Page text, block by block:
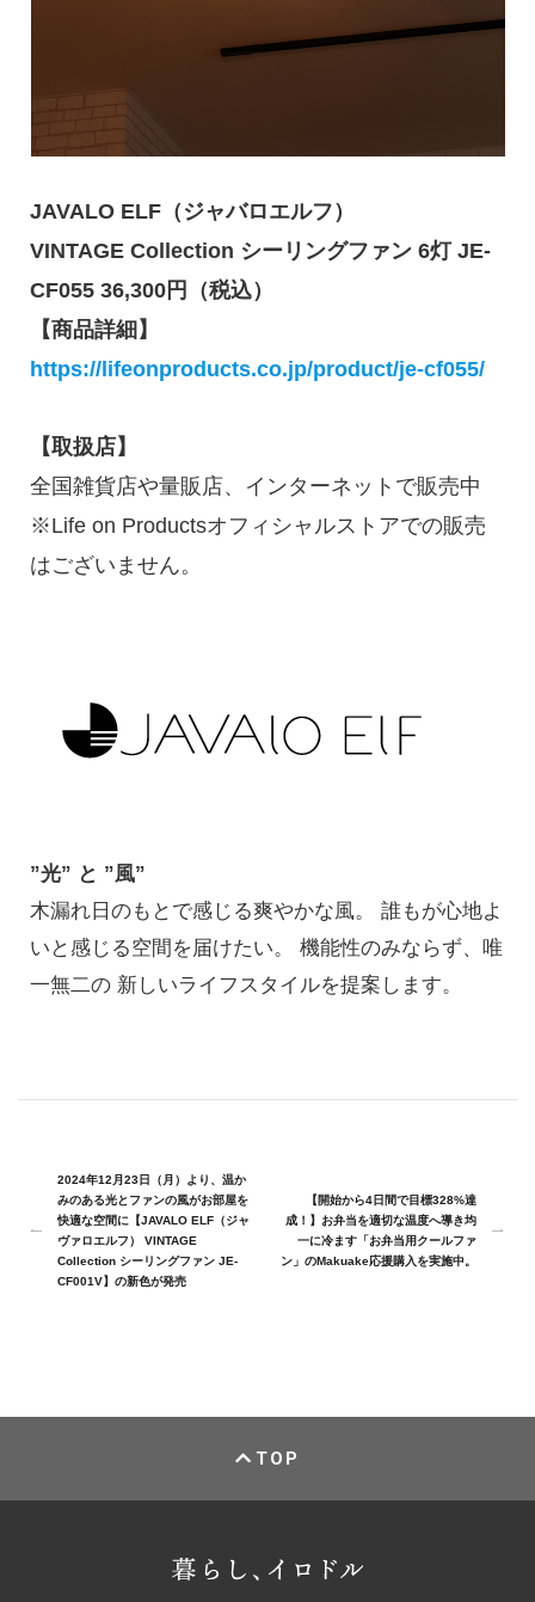
JAVALO ELF（ジャバロエルフ）
VINTAGE Collection シーリングファン 6灯 JE-
CF055 36,300円（税込）
【商品詳細】
https://lifeonproducts.co.jp/product/je-cf055/
【取扱店】
全国雑貨店や量販店、インターネットで販売中
※Life on Productsオフィシャルストアでの販売
はございません。
”光” と ”風”
木漏れ日のもとで感じる爽やかな風。 誰もが心地よ
いと感じる空間を届けたい。 機能性のみならず、唯
一無二の 新しいライフスタイルを提案します。
2024年12月23日（月）より、温か
みのある光とファンの風がお部屋を
快適な空間に【JAVALO ELF（ジャ
ヴァロエルフ） VINTAGE
Collection シーリングファン JE-
CF001V】の新色が発売
【開始から4日間で目標328%達
成！】お弁当を適切な温度へ導き均
一に冷ます「お弁当用クールファ
ン」のMakuake応援購入を実施中。
TOP